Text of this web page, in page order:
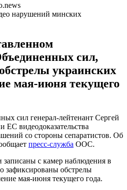
нарушений минских
сил,
украинских
мая-июня текущего
сил генерал-лейтенант Сергей
ЕС видеодоказательства
со стороны сепаратистов. Об
пресс-служба ООС.
записаны с камер наблюдения в
зафиксированы обстрелы
мая-июня текущего года.